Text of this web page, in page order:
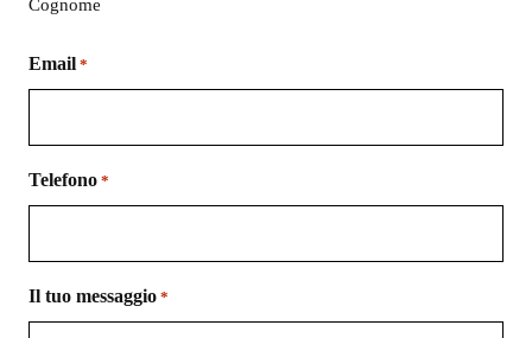
Cognome
Email *
Telefono *
Il tuo messaggio *